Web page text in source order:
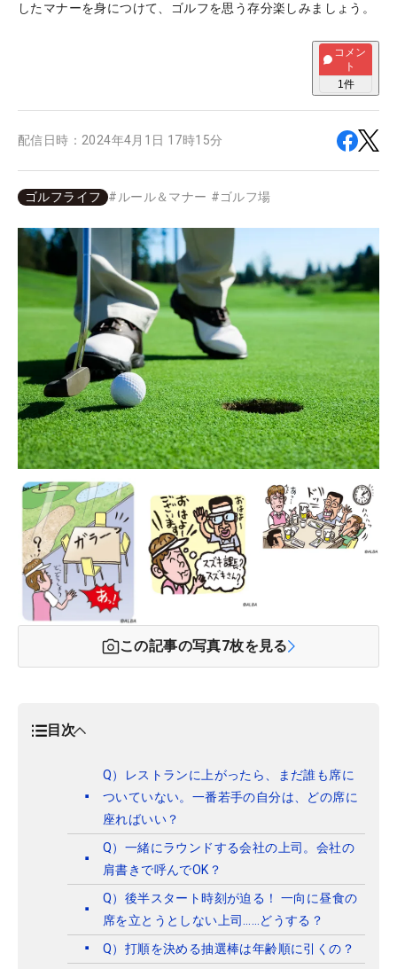
したマナーを身につけて、ゴルフを思う存分楽しみましょう。
コメン
ト
1件
配信日時： 2024年4月1日 17時15分
ゴルフライフ # ルール＆マナー #ゴルフ場
この記事の写真7枚を見る
目次
Q）レストランに上がったら、まだ誰も席に
ついていない。一番若手の自分は、どの席に
座ればいい？
Q）一緒にラウンドする会社の上司。会社の
肩書きで呼んでOK？
Q）後半スタート時刻が迫る！ 一向に昼食の
席を立とうとしない上司……どうする？
Q）打順を決める抽選棒は年齢順に引くの？